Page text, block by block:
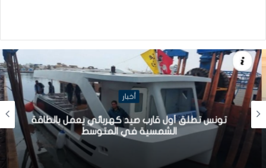
أخبار
تونس تطلق أول قارب صيد كهربائي يعمل بالطاقة
الشمسية في المتوسط